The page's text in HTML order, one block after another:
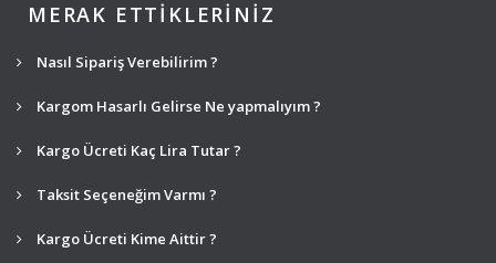
MERAK ETTİKLERİNİZ
Nasıl Sipariş Verebilirim ?
Kargom Hasarlı Gelirse Ne yapmalıyım ?
Kargo Ücreti Kaç Lira Tutar ?
Taksit Seçeneğim Varmı ?
Kargo Ücreti Kime Aittir ?